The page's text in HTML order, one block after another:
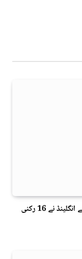
پاکستان کے خلاف پہلے 2 ٹیسٹ میچز کے لیے انگلینڈ نے 16 رکنی